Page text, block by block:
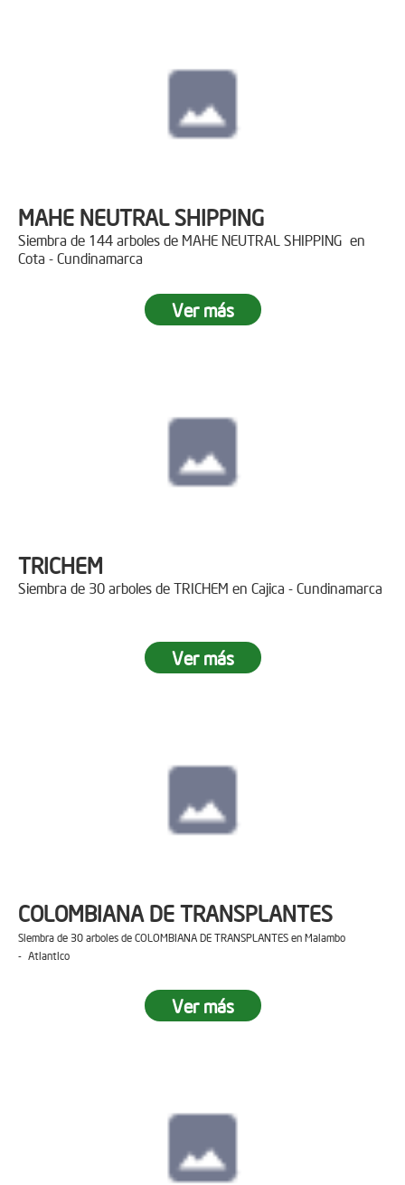
MAHE NEUTRAL SHIPPING
Siembra de 144 arboles de MAHE NEUTRAL SHIPPING en
Cota - Cundinamarca
Ver más
TRICHEM
Siembra de 30 arboles de TRICHEM en Cajica - Cundinamarca
Ver más
COLOMBIANA DE TRANSPLANTES
Siembra de 30 arboles de COLOMBIANA DE TRANSPLANTES en Malambo
- Atlantico
Ver más